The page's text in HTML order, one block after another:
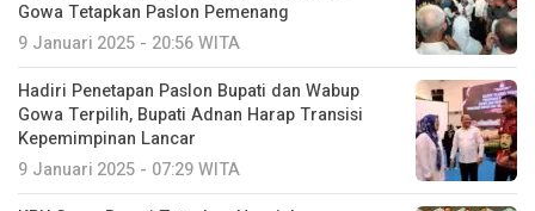
Gowa Tetapkan Paslon Pemenang
9 Januari 2025 - 20:56 WITA
Hadiri Penetapan Paslon Bupati dan Wabup
Gowa Terpilih, Bupati Adnan Harap Transisi
Kepemimpinan Lancar
9 Januari 2025 - 07:29 WITA